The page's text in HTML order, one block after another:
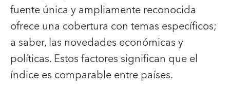
fuente única y ampliamente reconocida
ofrece una cobertura con temas específicos;
a saber, las novedades económicas y
políticas. Estos factores significan que el
índice es comparable entre países.